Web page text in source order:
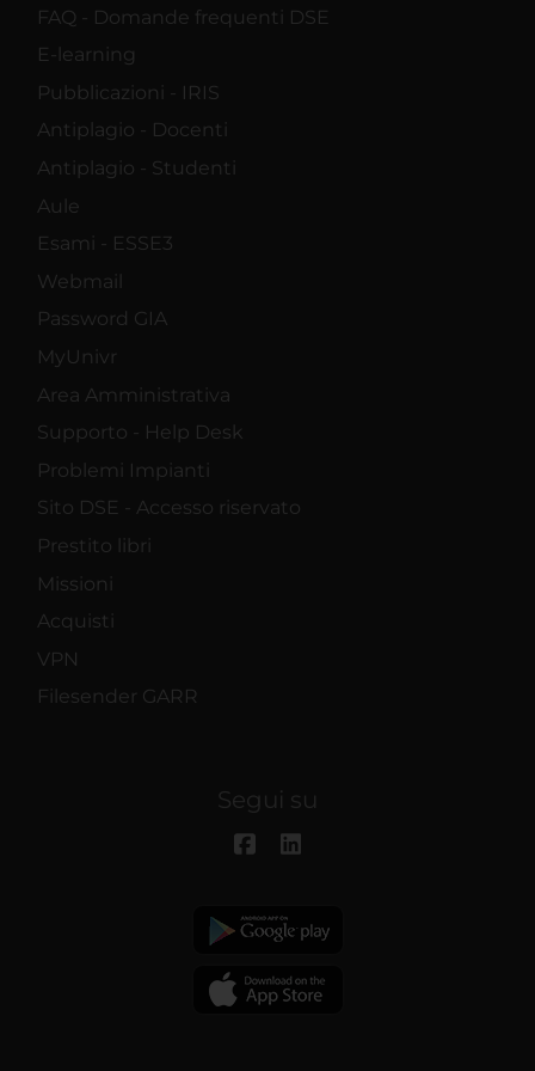
FAQ - Domande frequenti DSE
E-learning
Pubblicazioni - IRIS
Antiplagio - Docenti
Antiplagio - Studenti
Aule
Esami - ESSE3
Webmail
Password GIA
MyUnivr
Area Amministrativa
Supporto - Help Desk
Problemi Impianti
Sito DSE - Accesso riservato
Prestito libri
Missioni
Acquisti
VPN
Filesender GARR
Segui su